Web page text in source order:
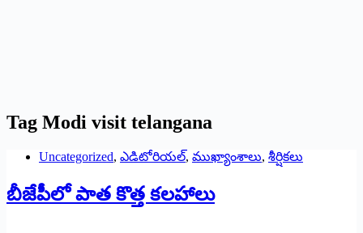
Tag Modi visit telangana
Uncategorized, ఎడిటోరియల్, ముఖ్యాంశాలు, శీర్షికలు
బీజేపీలో పాత కొత్త కలహాలు